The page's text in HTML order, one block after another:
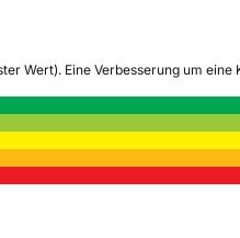
Wert). Eine Verbesserung um